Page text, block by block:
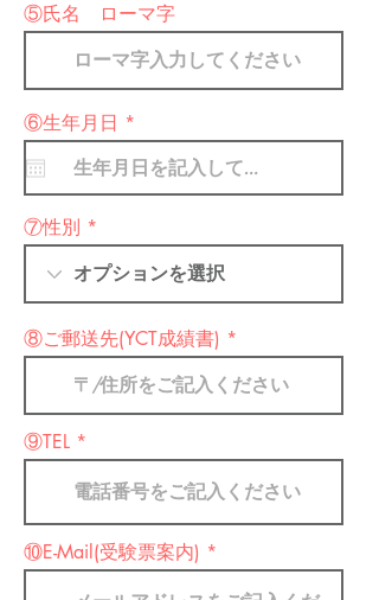
⑤氏名 ローマ字
⑥生年月日 *
e
q
u
i
d
⑦性別
⑧ご郵送先(YCT成績書)
⑨TEL
⑩E-Mail(受験票案内)